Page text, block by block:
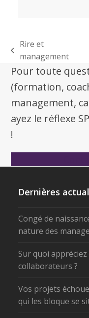
Rire et
management
Pour toute
(formation,
management,
ayez le réflexe
!
Dernières
Congé de
nature des
Sur quoi
collaborateurs ?
Vos projets
qui les bloque se